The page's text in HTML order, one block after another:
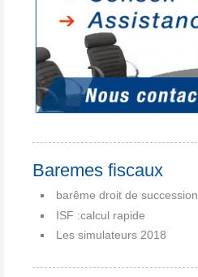
Baremes fiscaux
barême droit de succession
ISF :calcul rapide
Les simulateurs 2018